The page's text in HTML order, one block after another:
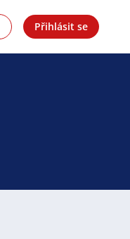
Přihlásit se